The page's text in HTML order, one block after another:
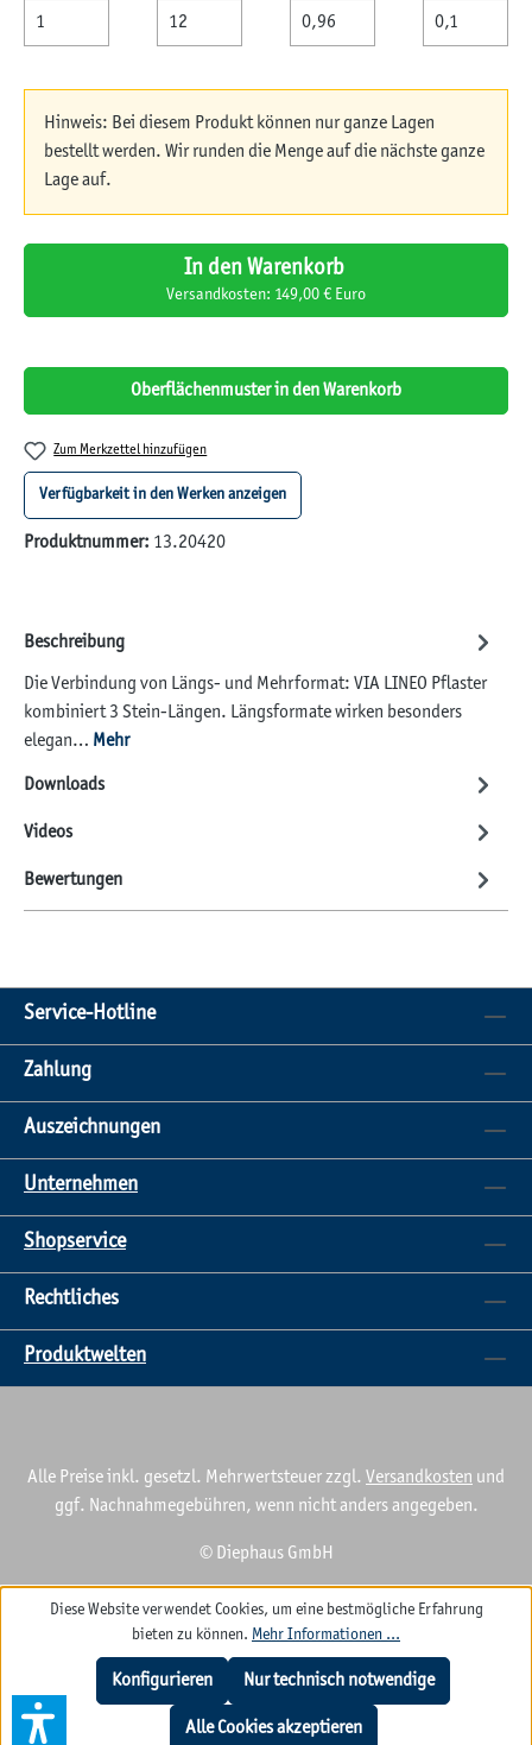
Hinweis: Bei diesem Produkt können nur ganze Lagen
bestellt werden. Wir runden die Menge auf die nächste ganze
Lage auf.
In den Warenkorb
Versandkosten: 149,00 € Euro
Oberflächenmuster in den Warenkorb
Zum Merkzettel hinzufügen
Verfügbarkeit in den Werken anzeigen
Produktnummer: 13.20420
Beschreibung
Die Verbindung von Längs- und Mehrformat: VIA LINEO Pflaster
kombiniert 3 Stein-Längen. Längsformate wirken besonders
elegan… Mehr
Downloads
Videos
Bewertungen
Service-Hotline
Zahlung
Auszeichnungen
Unternehmen
Shopservice
Rechtliches
Produktwelten
Alle Preise inkl. gesetzl. Mehrwertsteuer zzgl. Versandkosten und
ggf. Nachnahmegebühren, wenn nicht anders angegeben.
© Diephaus GmbH
Diese Website verwendet Cookies, um eine bestmögliche Erfahrung
bieten zu können. Mehr Informationen ...
Nur technisch notwendige
Konfigurieren
Alle Cookies akzeptieren